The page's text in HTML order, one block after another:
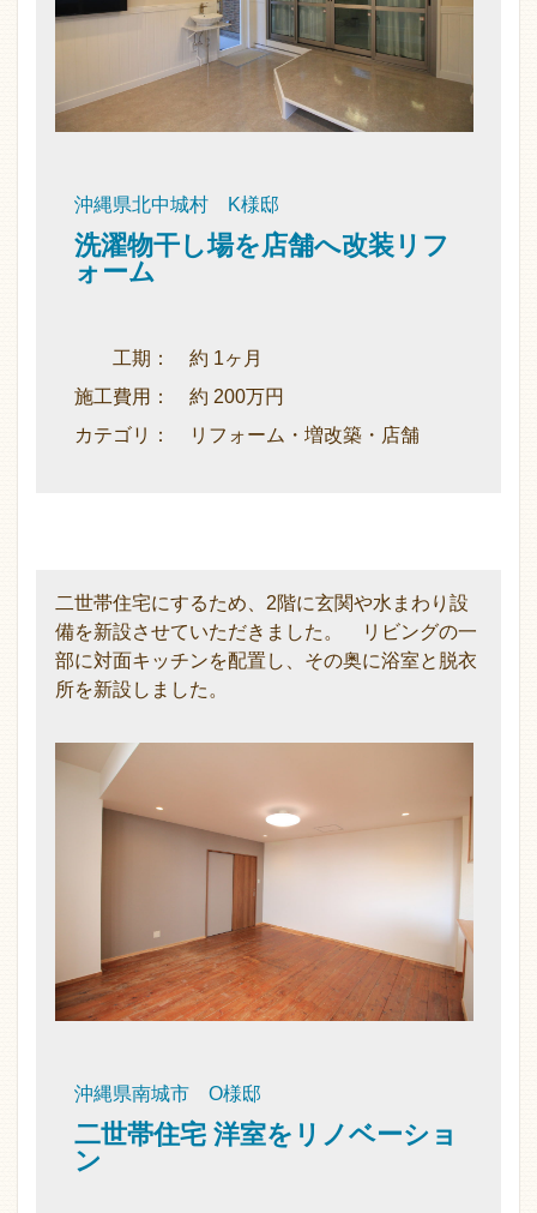
沖縄県北中城村 K様邸
洗濯物干し場を店舗へ改装リフ
ォーム
工期： 約 1ヶ月
施工費用： 約 200万円
カテゴリ： リフォーム・増改築・店舗
二世帯住宅にするため、2階に玄関や水まわり設
備を新設させていただきました。 リビングの一
部に対面キッチンを配置し、その奥に浴室と脱衣
所を新設しました。
沖縄県南城市 O様邸
二世帯住宅 洋室をリノベーショ
ン